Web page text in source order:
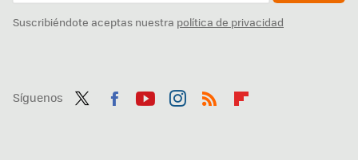
Suscribiéndote aceptas nuestra política de privacidad
Síguenos